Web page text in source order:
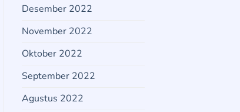
Desember 2022
November 2022
Oktober 2022
September 2022
Agustus 2022